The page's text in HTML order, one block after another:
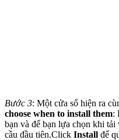
Bước 3: Một cửa sổ hiện ra
choose when to install them:
bạn và để bạn lựa chọn khi
cầu đầu tiên.Click Install để